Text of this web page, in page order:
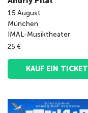
15 August
München
IMAL-Musiktheater
25 €
KAUF EIN TICKET